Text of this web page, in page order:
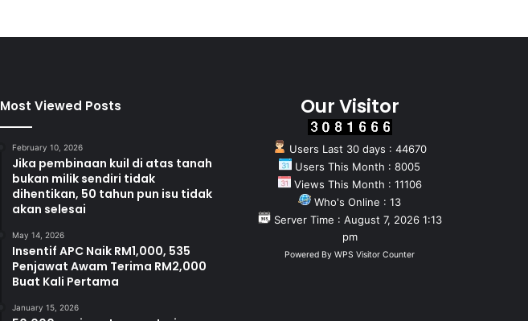
Most Viewed Posts
February 10, 2026
Jika pembinaan kuil di atas tanah
bukan milik sendiri tidak
dihentikan, 50 tahun pun isu tidak
akan selesai
May 14, 2026
Insentif APC Naik RM1,000, 535
Penjawat Awam Terima RM2,000
Buat Kali Pertama
January 15, 2026
Our Visitor
Users Last 30 days : 44670
Users This Month : 8005
Views This Month : 11106
Who's Online : 13
Server Time : August 7, 2026 1:13
pm
Powered By WPS Visitor Counter